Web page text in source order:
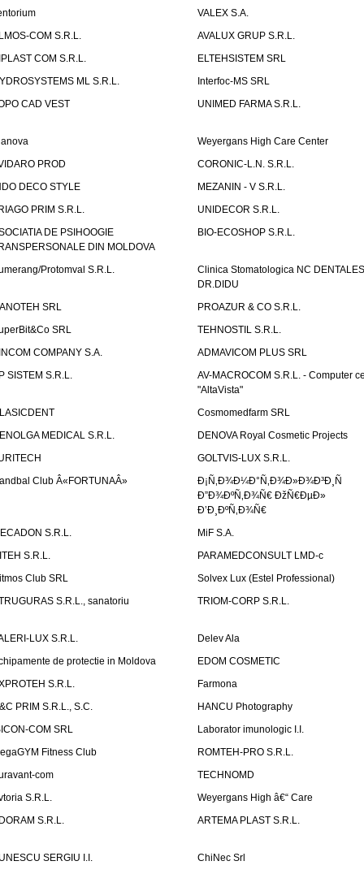
VALEX S.A.
COM S.R.L.
AVALUX GRUP S.R.L.
COM S.R.L.
ELTEHSISTEM SRL
ML S.R.L.
Interfoc-MS SRL
CAD VEST
UNIMED FARMA S.R.L.
Weyergans High Care Center
PROD
CORONIC-L.N. S.R.L.
DECO STYLE
MEZANIN - V S.R.L.
PRIM S.R.L.
UNIDECOR S.R.L.
DE PSIHOOGIE
DIN MOLDOVA
BIO-ECOSHOP S.R.L.
Protomval S.R.L.
Clinica Stomatologica NC DENTALES
DR.DIDU
SRL
PROAZUR & CO S.R.L.
SRL
TEHNOSTIL S.R.L.
COMPANY S.A.
ADMAVICOM PLUS SRL
SISTEM S.R.L.
AV-MACROCOM S.R.L. - Computer
"AltaVista"
Cosmomedfarm SRL
MEDICAL S.R.L.
DENOVA Royal Cosmetic Projects
GOLTVIS-LUX S.R.L.
Club Â«FORTUNAÂ»
Ð¡Ñ‚Ð¾Ð¼Ð°Ñ‚Ð¾Ð»Ð¾Ð³Ð¸Ñ
Ð”Ð¾ÐºÑ‚Ð¾Ñ€ ÐžÑ€ÐµÐ»
Ð’Ð¸ÐºÑ‚Ð¾Ñ€
S.R.L.
MiF S.A.
S.R.L.
PARAMEDCONSULT LMD-c
Club SRL
Solvex Lux (Estel Professional)
S.R.L., sanatoriu
TRIOM-CORP S.R.L.
LUX S.R.L.
Delev Ala
de protectie in Moldova
EDOM COSMETIC
S.R.L.
Farmona
PRIM S.R.L., S.C.
HANCU Photography
COM SRL
Laborator imunologic I.I.
Fitness Club
ROMTEH-PRO S.R.L.
com
TECHNOMD
S.R.L.
Weyergans High â€“ Care
S.R.L.
ARTEMA PLAST S.R.L.
SERGIU I.I.
ChiNec Srl